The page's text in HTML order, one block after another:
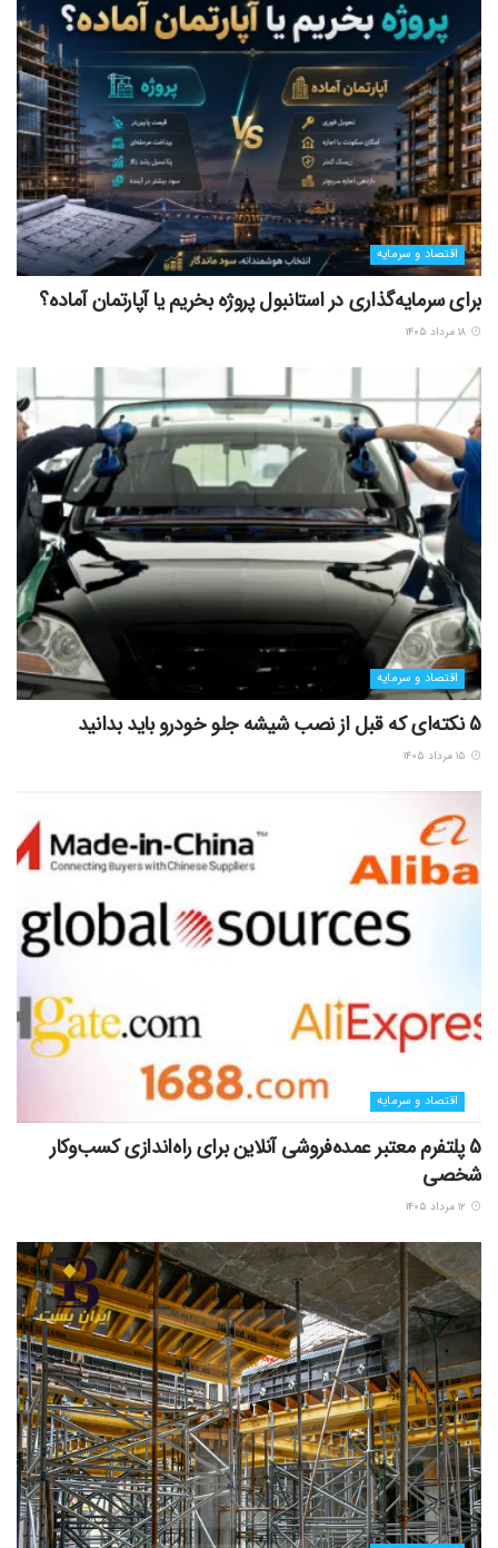
اقتصاد و سرمایه
برای سرمایه‌گذاری در استانبول پروژه بخریم یا آپارتمان آماده؟
اقتصاد و سرمایه
5 نکته‌ای که قبل از نصب شیشه جلو خودرو باید بدانید
اقتصاد و سرمایه
5 پلتفرم معتبر عمده‌فروشی آنلاین برای راه‌اندازی کسب‌وکار
شخصی